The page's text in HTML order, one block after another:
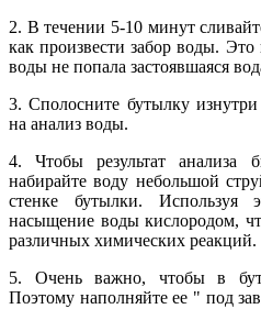
2. В течении 5-10 минут
как произвести забор воды.
воды не попала застоявшаяся
3. Сполосните бутылку изнутри
на анализ воды.
4. Чтобы результат
набирайте воду небольшой
стенке бутылки. Используя
насыщение воды кислородом,
различных химических реакций.
5. Очень важно, чтобы в
Поэтому наполняйте ее " под